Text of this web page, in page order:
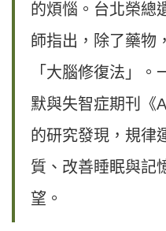
的煩惱。台北榮總
師指出，除了藥物
「大腦修復法」
默與失智症期刊《
的研究發現，規律
質、改善睡眠與記
望。